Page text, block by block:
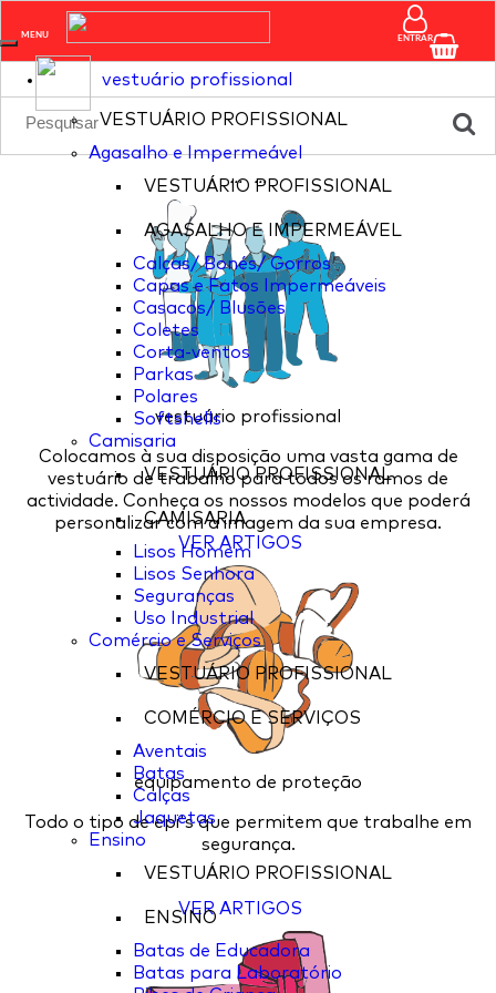
pagina nao existente
MENU
vestuário profissional
VESTUÁRIO PROFISSIONAL
Agasalho e Impermeável
VESTUÁRIO PROFISSIONAL
AGASALHO E IMPERMEÁVEL
Calças/ Bonés/ Gorros
Capas e Fatos Impermeáveis
Casacos/ Blusões
Coletes
Corta-ventos
Parkas
Polares
Softshells
Camisaria
VESTUÁRIO PROFISSIONAL
CAMISARIA
Lisos Homem
Lisos Senhora
Seguranças
Uso Industrial
Comércio e Serviços
VESTUÁRIO PROFISSIONAL
COMÉRCIO E SERVIÇOS
Aventais
Batas
Calças
Jaquetas
Ensino
VESTUÁRIO PROFISSIONAL
ENSINO
Batas de Educadora
Batas para Laboratório
ENTRAR
... ...
vestuário profissional
Colocamos à sua disposição uma vasta gama de
vestuário de trabalho para todos os ramos de
actividade. Conheça os nossos modelos que poderá
personalizar com a imagem da sua empresa.
VER ARTIGOS
equipamento de proteção
Todo o tipo de epi's que permitem que trabalhe em
segurança.
VER ARTIGOS